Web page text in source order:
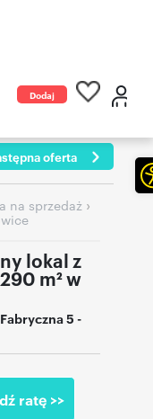
Dodaj
oferta
na sprzedaż ›
lokal z
m² w
5 -
ratę >>